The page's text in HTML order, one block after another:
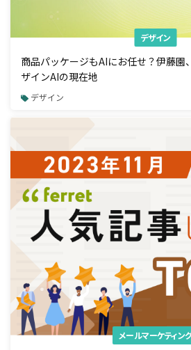
デザイン
商品パッケージもAIにお任せ？伊藤園
ザインAIの現在地
デザイン
メールマーケティン